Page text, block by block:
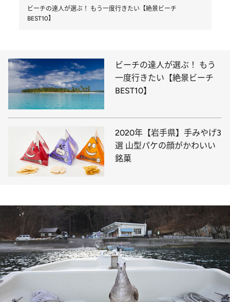
ビーチの達人が選ぶ！ もう一度行きたい【絶景ビーチ
BEST10】
ビーチの達人が選ぶ！ もう
一度行きたい【絶景ビーチ
BEST10】
2020年【岩手県】手みやげ3
選 山型パケの顔がかわいい
銘菓